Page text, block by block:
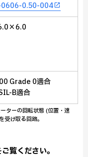
0606-0.50-004
Grade 0適合
B適合
ターの回転状態 (位置・速
け取る回路。
覧ください。